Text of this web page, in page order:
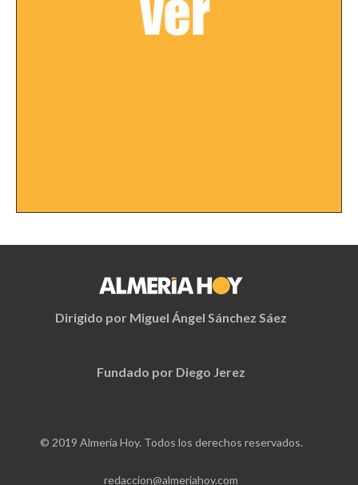
Dirigido por Miguel Ángel Sánchez Sáez
Fundado por Diego Jerez
© 2019 Almería Hoy. Todos los derechos reservados.
redaccion@almeriahoy.com